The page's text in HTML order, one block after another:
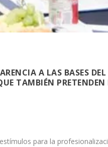
A LAS BASES
TAMBIÉN
para la